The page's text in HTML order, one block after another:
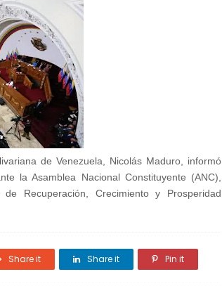
de Venezuela, Nicolás Maduro, informó
la Asamblea Nacional Constituyente (ANC),
Recuperación, Crecimiento y Prosperidad
Share it Share it Pin it